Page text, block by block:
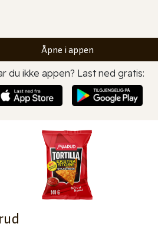
Åpne i appen
du ikke appen? Last ned gratis: